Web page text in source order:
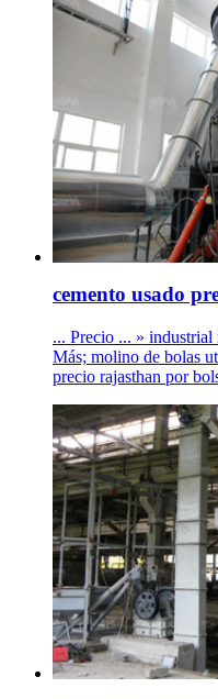
cemento usado
... Precio ... »
Más; molino de bolas
precio rajasthan por